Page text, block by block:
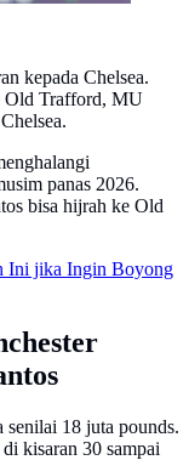
kepada Chelsea.
Old Trafford, MU
panas 2026.
bisa hijrah ke Old
Ini jika Ingin Boyong
senilai 18 juta pounds.
kisaran 30 sampai